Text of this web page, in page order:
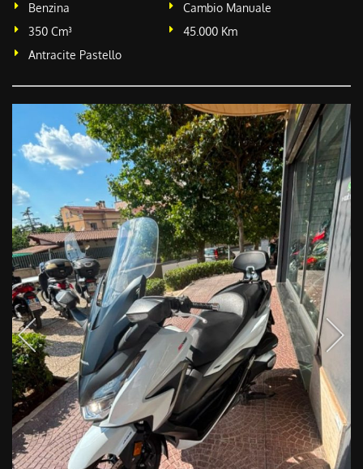
Benzina
Cambio Manuale
350 Cm³
45.000 Km
Antracite Pastello